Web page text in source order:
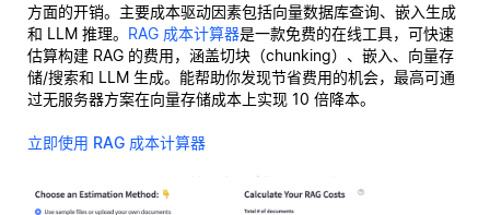
方面的开销。主要成本驱动因素包括向量数据库查询、嵌入生成
和 LLM 推理。 RAG 成本计算器是一款免费的在线工具，可快速
估算构建 RAG 的费用，涵盖切块（chunking）、嵌入、向量存
储/搜索和 LLM 生成。能帮助你发现节省费用的机会，最高可通
过无服务器方案在向量存储成本上实现 10 倍降本。
立即使用 RAG 成本计算器